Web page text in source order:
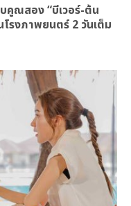
คูณสอง “บีเวอร์-ต้น
โรงภาพยนตร์ 2 วันเต็ม